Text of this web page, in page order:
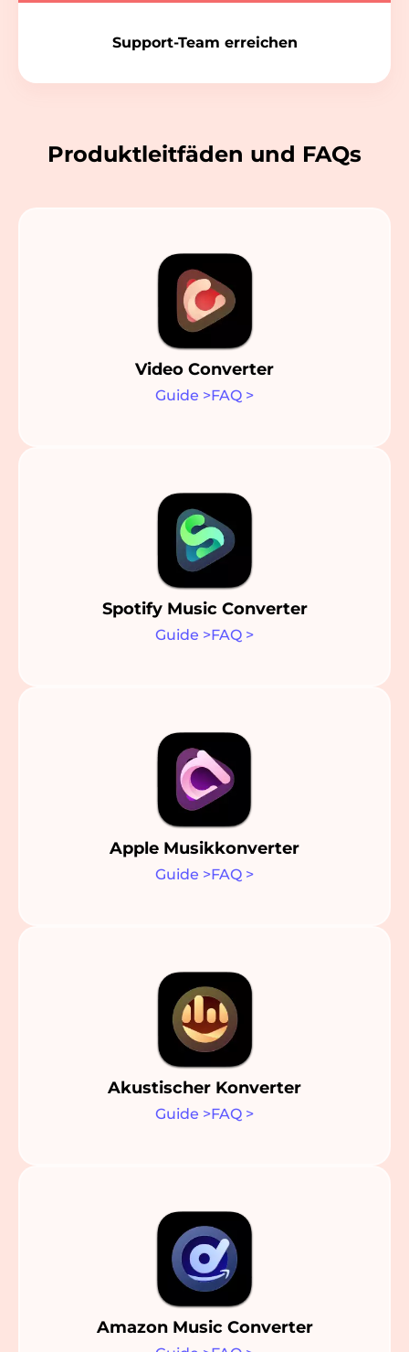
Support-Team erreichen
Produktleitfäden und FAQs
Video Converter
Guide >FAQ >
Spotify Music Converter
Guide >FAQ >
Apple Musikkonverter
Guide >FAQ >
Akustischer Konverter
Guide >FAQ >
Amazon Music Converter